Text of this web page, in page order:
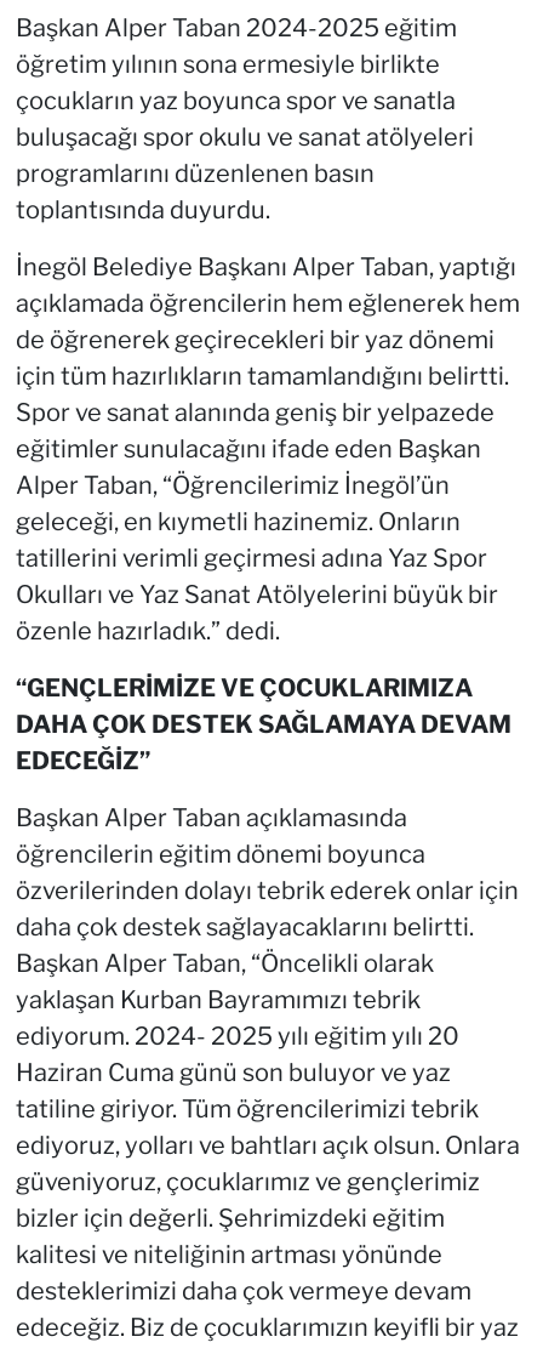
Başkan Alper Taban 2024-2025 eğitim
öğretim yılının sona ermesiyle birlikte
çocukların yaz boyunca spor ve sanatla
buluşacağı spor okulu ve sanat atölyeleri
programlarını düzenlenen basın
toplantısında duyurdu.
İnegöl Belediye Başkanı Alper Taban, yaptığı
açıklamada öğrencilerin hem eğlenerek hem
de öğrenerek geçirecekleri bir yaz dönemi
için tüm hazırlıkların tamamlandığını belirtti.
Spor ve sanat alanında geniş bir yelpazede
eğitimler sunulacağını ifade eden Başkan
Alper Taban, “Öğrencilerimiz İnegöl’ün
geleceği, en kıymetli hazinemiz. Onların
tatillerini verimli geçirmesi adına Yaz Spor
Okulları ve Yaz Sanat Atölyelerini büyük bir
özenle hazırladık.” dedi.
“GENÇLERİMİZE VE ÇOCUKLARIMIZA
DAHA ÇOK DESTEK SAĞLAMAYA DEVAM
EDECEĞİZ”
Başkan Alper Taban açıklamasında
öğrencilerin eğitim dönemi boyunca
özverilerinden dolayı tebrik ederek onlar için
daha çok destek sağlayacaklarını belirtti.
Başkan Alper Taban, “Öncelikli olarak
yaklaşan Kurban Bayramımızı tebrik
ediyorum. 2024- 2025 yılı eğitim yılı 20
Haziran Cuma günü son buluyor ve yaz
tatiline giriyor. Tüm öğrencilerimizi tebrik
ediyoruz, yolları ve bahtları açık olsun. Onlara
güveniyoruz, çocuklarımız ve gençlerimiz
bizler için değerli. Şehrimizdeki eğitim
kalitesi ve niteliğinin artması yönünde
desteklerimizi daha çok vermeye devam
edeceğiz. Biz de çocuklarımızın keyifli bir yaz